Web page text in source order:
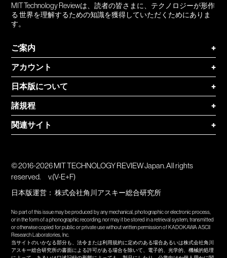
MIT Technology Reviewは、読者の皆さまに、テクノロジーが形作
る 世界を理解するための知識を獲得していただくためにありま
す。
ご案内
+
アカウント
+
日本版について
+
諸規程
+
関連サイト
+
© 2016-2026 MIT TECHNOLOGY REVIEW Japan. All rights
reserved.
v.(V-E+F)
日本版運営：株式会社角川アスキー総合研究所
No part of this issue may be produced by any mechanical, photographic or electronic process,
or in the form of a phonographic recording, nor may it be stored in a retrieval system, transmitted
or otherwise copied for public or private use without written permission of KADOKAWA ASCII
Research Laboratories, Inc.
当サイトのいかなる部分も、法令または利用規約に定めのある場合あるいは株式会社角川
アスキー総合研究所の書面による許可がある場合を除いて、電子的、光学的、機械的処理